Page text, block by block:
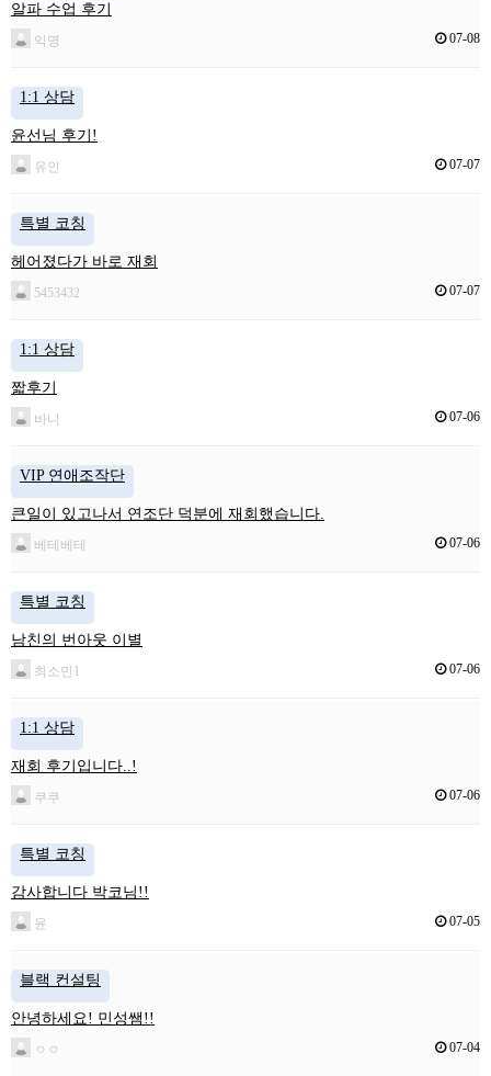
알파 수업 후기
익명 07-08
1:1 상담
윤선님 후기!
유인 07-07
특별 코칭
헤어졌다가 바로 재회
5453432 07-07
1:1 상담
짧후기
바니 07-06
VIP 연애조작단
큰일이 있고나서 연조단 덕분에 재회했습니다.
베테베테 07-06
특별 코칭
남친의 번아웃 이별
최소민1 07-06
1:1 상담
재회 후기입니다..!
쿠쿠 07-06
특별 코칭
감사합니다 박코님!!
윤 07-05
블랙 컨설팅
안녕하세요! 민성쌤!!
ㅇㅇ 07-04